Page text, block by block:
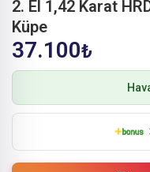
2. El 1,42 Karat
Küpe
37.100₺